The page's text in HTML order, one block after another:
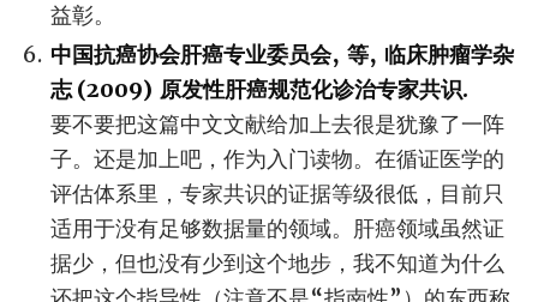
益彰。
中国抗癌协会肝癌专业委员会, 等, 临床肿瘤学杂
志 (2009) 原发性肝癌规范化诊治专家共识.
要不要把这篇中文文献给加上去很是犹豫了一阵
子。还是加上吧，作为入门读物。在循证医学的
评估体系里，专家共识的证据等级很低，目前只
适用于没有足够数据量的领域。肝癌领域虽然证
据少，但也没有少到这个地步，我不知道为什么